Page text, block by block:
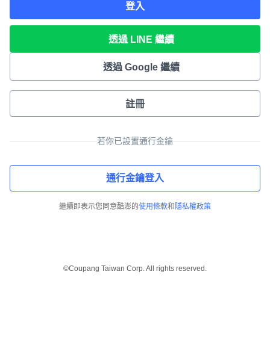
登入
透過 LINE 繼續
透過 Google 繼續
註冊
若你已設置通行金鑰
通行金鑰登入
繼續即表示您同意酷澎的使用條款和 隱私權政策
©Coupang Taiwan Corp. All rights reserved.